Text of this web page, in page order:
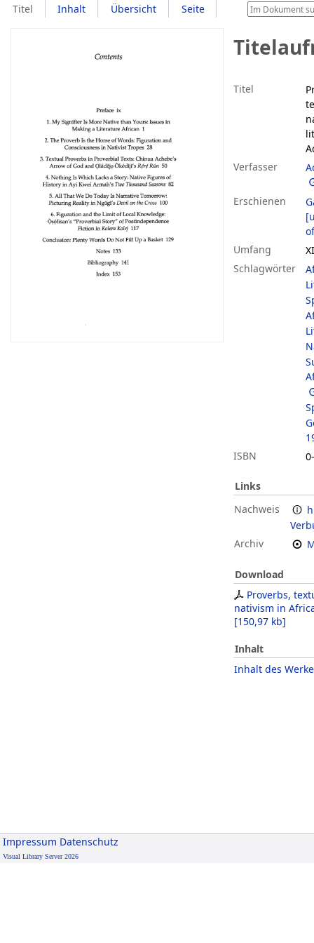
Titel Inhalt Übersicht Seite
Titel
Verfasser
Erschienen
Umfang
Schlagwörter
ISBN
Links
Nachweis
Archiv
Download
Proverbs,
nativism in
[150,97 kb]
Inhalt
Inhalt des
Impressum Datenschutz
Visual Library Server 2026